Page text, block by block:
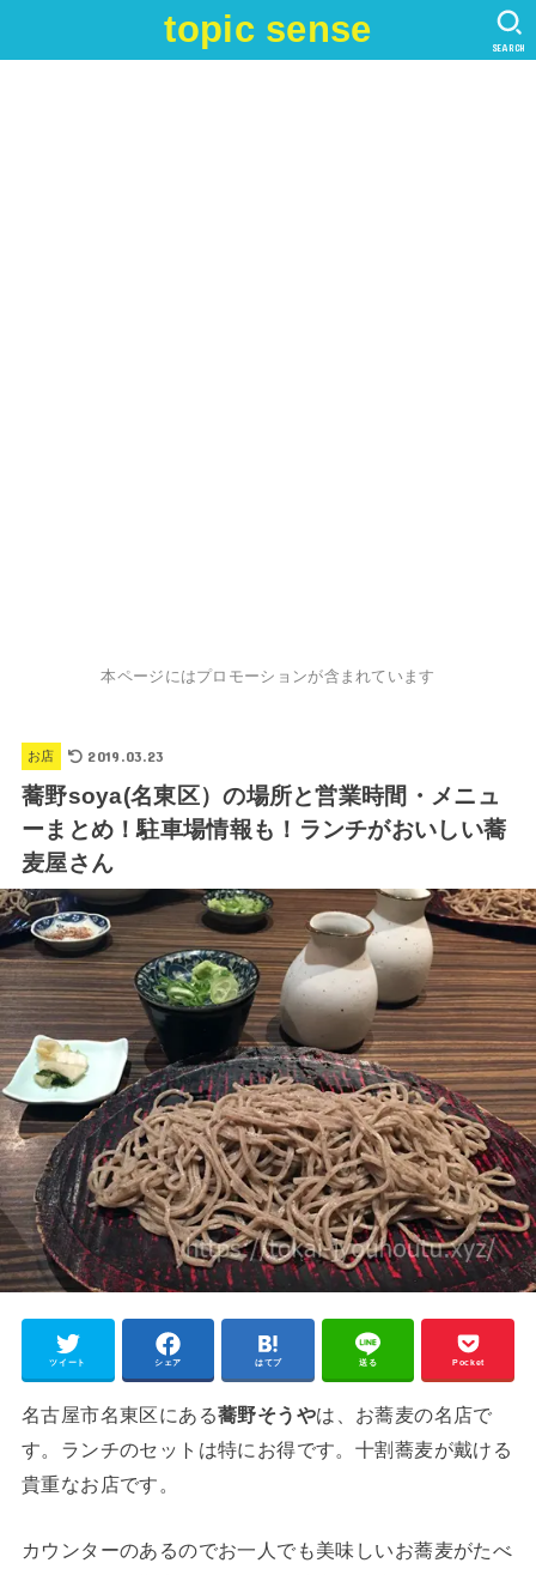
topic sense SEARCH
本ページにはプロモーションが含まれています
お店 2019.03.23
蕎野soya(名東区）の場所と営業時間・メニュ
ーまとめ！駐車場情報も！ランチがおいしい蕎
麦屋さん
ツイート シェア はてブ 送る Pocket
名古屋市名東区にある蕎野そうやは、お蕎麦の名店で
す。ランチのセットは特にお得です。十割蕎麦が戴ける
貴重なお店です。
カウンターのあるのでお一人でも美味しいお蕎麦がたべ